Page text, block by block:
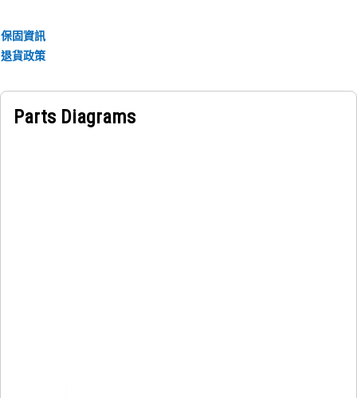
保固資訊
退貨政策
Parts Diagrams